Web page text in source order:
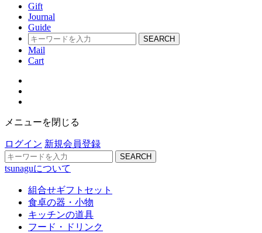
Gift
Journal
Guide
SEARCH
Mail
Cart
メニューを閉じる
ログイン 新規会員登録
SEARCH
tsunaguについて
組合せギフトセット
食卓の器・小物
キッチンの道具
フード・ドリンク